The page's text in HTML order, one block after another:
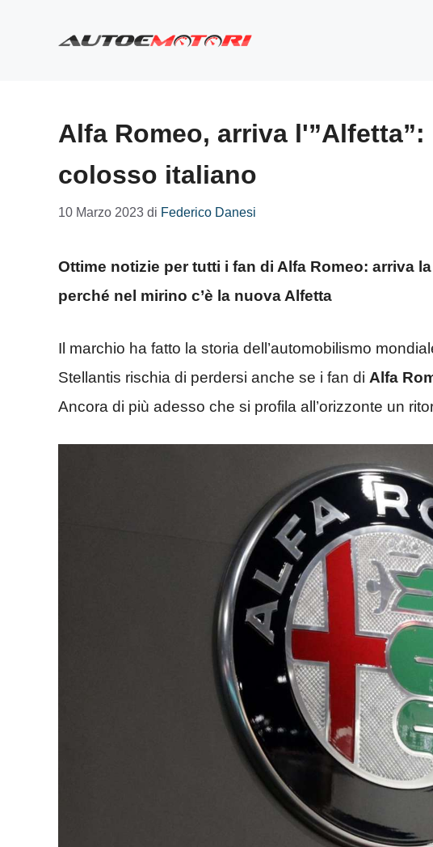
Alfa Romeo, arriva
colosso italiano
10 Marzo 2023 di Federico Danesi
Ottime notizie per tutti i fan di Alfa Romeo: arriva
perché nel mirino c’è la nuova Alfetta
Il marchio ha fatto la storia dell’automobilismo
Stellantis rischia di perdersi anche se i fan di Alfa
Ancora di più adesso che si profila all’orizzonte un